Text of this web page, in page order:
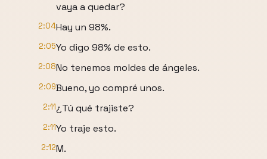
vaya a quedar?
2:04Hay un 98%.
2:05Yo digo 98% de esto.
2:08No tenemos moldes de ángeles.
2:09Bueno, yo compré unos.
2:11¿Tú qué trajiste?
2:11Yo traje esto.
2:12M.